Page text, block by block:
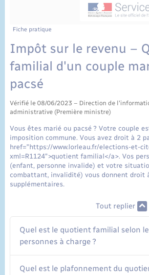
Fiche pratique
Impôt sur le revenu –
familial d'un couple
pacsé
Vérifié le 08/06/2023 – Direction de
administrative (Première ministre)
Vous êtes marié ou pacsé ? Votre couple
imposition commune. Vous avez droit à 2
href="https://www.lorleau.fr/elections-et-
xml=R1124">quotient familial</a>. Vos
(enfant, personne invalide) et votre
combattant, invalidité) vous donnent droit
supplémentaires.
Tout replier
Quel est le quotient familial selon
personnes à charge ?
Quel est le plafonnement du